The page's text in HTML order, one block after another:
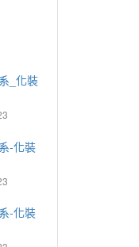
_化裝
-化裝
-化裝